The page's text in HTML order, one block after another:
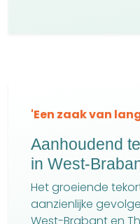
'Een zaak van
Aanhoudend
in West-
Het groeiende
aanzienlijke
West-Brabant en